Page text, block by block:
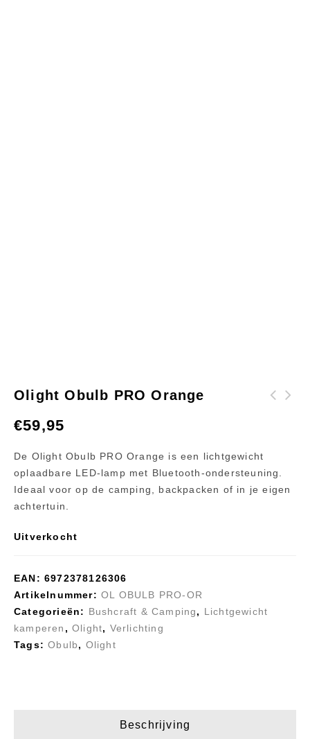
Olight Obulb PRO Orange
€59,95
De Olight Obulb PRO Orange is een lichtgewicht
oplaadbare LED-lamp met Bluetooth-ondersteuning.
Ideaal voor op de camping, backpacken of in je eigen
achtertuin.
Uitverkocht
EAN: 6972378126306
Artikelnummer: OL OBULB PRO-OR
Categorieën: Bushcraft & Camping, Lichtgewicht
kamperen ,Olight, Verlichting
Tags:Obulb, Olight
Beschrijving